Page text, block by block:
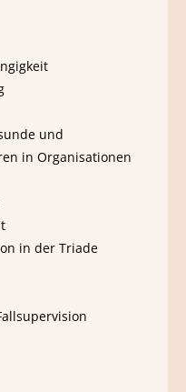
und
in Organisationen
in der Triade